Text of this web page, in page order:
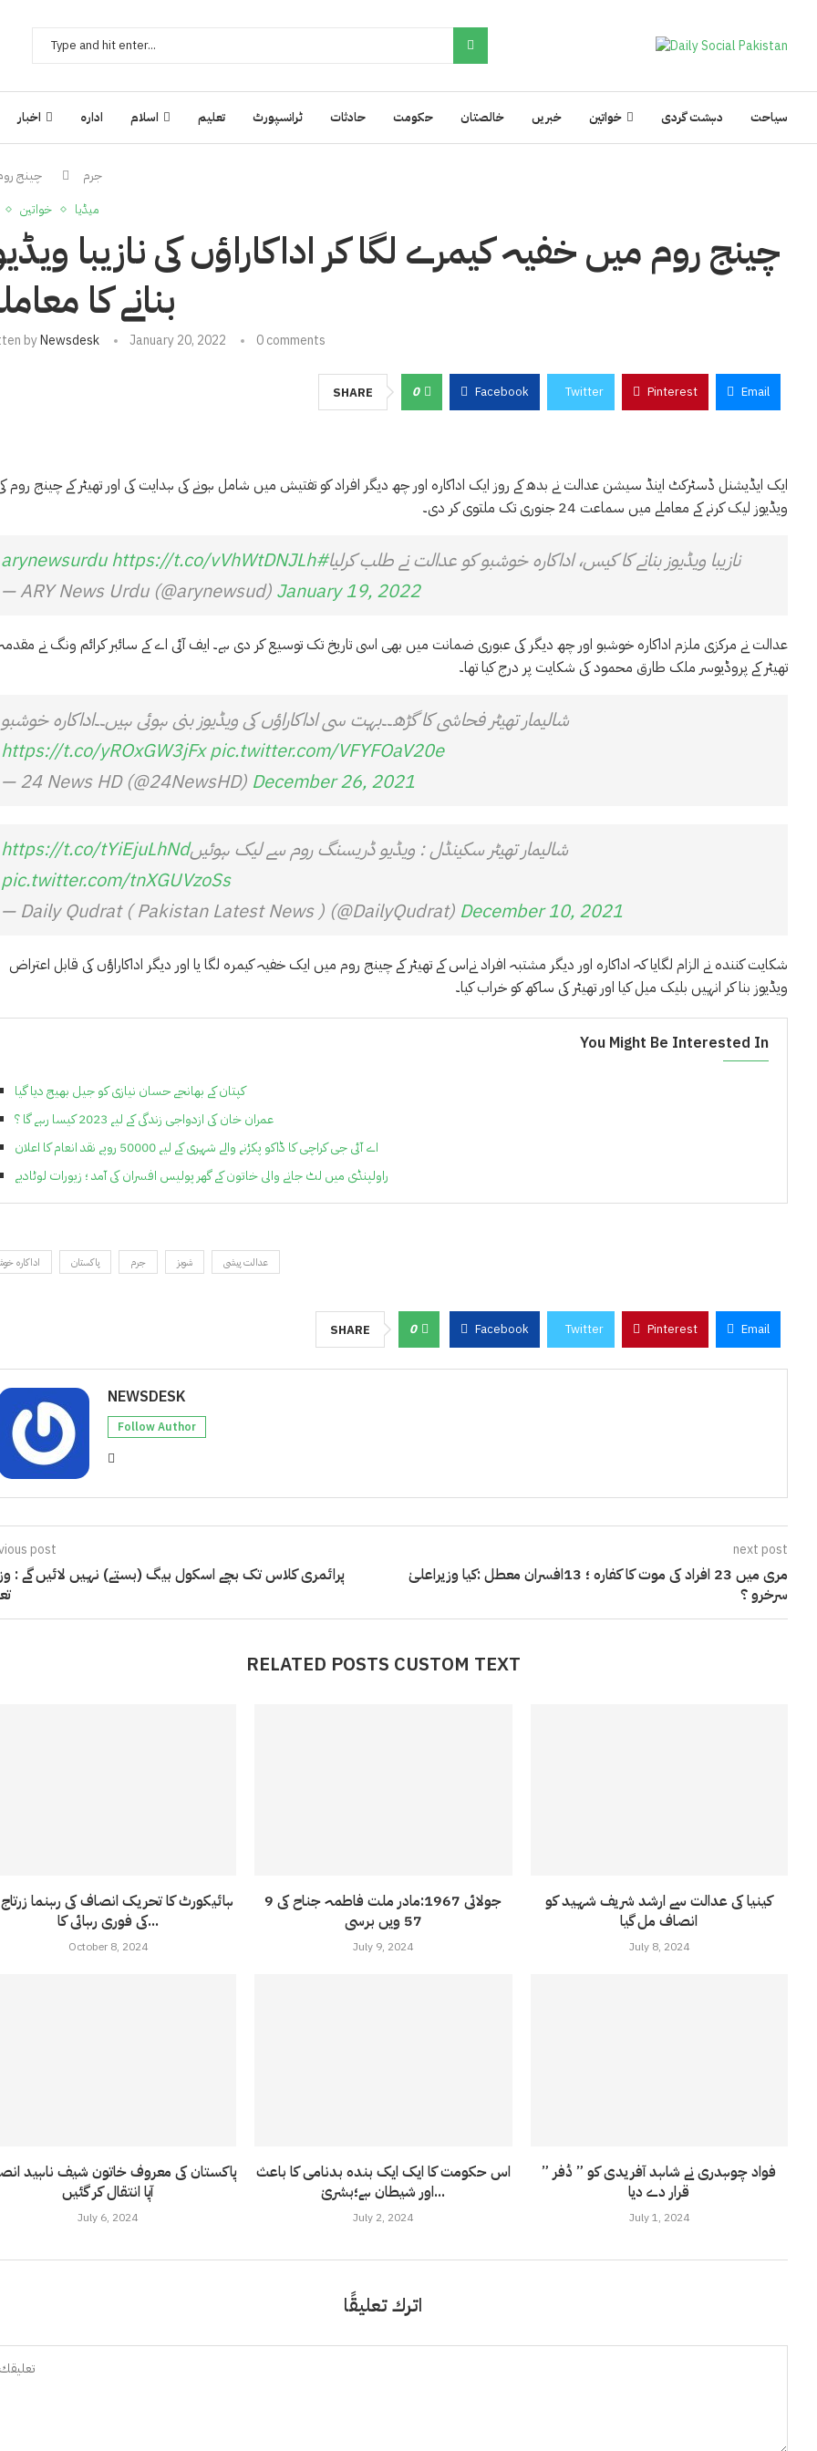
اخبار ادارہ اسلام تعلیم ٹرانسپورٹ حادثات حکومت خالصتان خبریں خواتین دہشت گردی سیاحت
جرم چینج
خواتین میڈیا
چینج روم میں خفیہ کیمرے لگا کر اداکاراؤں کی نازیبا
بنانے کا
byNewsdesk January 20, 2022 0 comments
SHARE 0 Facebook Twitter Pinterest Email
ایک ایڈیشنل ڈسٹرکٹ اینڈ سیشن عدالت نے بدھ کے روز ایک اداکارہ اور چھ دیگر افراد کو تفتیش میں شامل ہونے کی ہدایت کی اور تھیٹر کے چینج روم
ویڈیوز لیک کرنے کے معاملے میں سماعت 24 جنوری تک ملتوی کر دی۔
نازیبا ویڈیوز بنانے کا کیس، اداکارہ خوشبو کو عدالت نے طلب کرلیا#arynewsurdu
https://t.co/vVhWtDNJLh
— ARY News Urdu (@arynewsud) January 19, 2022
عدالت نے مرکزی ملزم اداکارہ خوشبو اور چھ دیگر کی عبوری ضمانت میں بھی اسی تاریخ تک توسیع کر دی ہے۔ ایف آئی اے کے سائبر کرائم ونگ نے
تھیٹر کے پروڈیوسر ملک طارق محمود کی شکایت پر درج کیا تھا۔
شالیمار تھیٹر فحاشی کا گڑھ۔۔بہت سی اداکاراﺅں کی ویڈیوز بنی ہوئی ہیں۔۔اداکارہ خوشبو
https://t.co/yROxGW3jFx pic.twitter.com/VFYFOaV20e
— 24 News HD (@24NewsHD) December 26, 2021
شالیمار تھیٹر سکینڈل : ویڈیو ڈریسنگ روم سے لیک ہوئیںhttps://t.co/tYiEjuLhNd
pic.twitter.com/tnXGUVzoSs
— Daily Qudrat ( Pakistan Latest News ) (@DailyQudrat) December 10, 2021
شکایت کنندہ نے الزام لگایا کہ اداکارہ اور دیگر مشتبہ افراد نےاس کے تھیٹر کے چینج روم میں ایک خفیہ کیمرہ لگا یا اور دیگر اداکاراؤں کی قابل اعتراض
ویڈیوز بنا کر انہیں بلیک میل کیا اور تھیٹر کی ساکھ کو خراب کیا۔
You Might Be Interested In
کپتان کے بھانجے حسان نیازی کو جیل بھیج دیا گیا
عمران خان کی ازدواجی زندگی کے لیے 2023 کیسا رہے گا ؟
اے آئی جی کراچی کا ڈاکو پکڑنے والے شہری کے لیے 50000 روپے نقد انعام کا اعلان
راولپنڈی میں لٹ جانے والی خاتون کے گھر پولیس افسران کی آمد ؛ زیورات لوٹادیے
اداکارہ پاکستان جرم شوبز عدالت پیشی
SHARE 0 Facebook Twitter Pinterest Email
NEWSDESK
Follow Author
post
پرائمری کلاس تک بچے اسکول بیگ (بستے) نہیں لائیں گے :
next post
مری میں 23 افراد کی موت کا کفارہ ؛ 13افسران معطل :کیا وزیراعلیٰ
سرخرو ؟
RELATED POSTS CUSTOM TEXT
ہائیکورٹ کا تحریک انصاف کی رہنما
کی فوری رہائی کا...
October 8, 2024
9 جولائی 1967:مادر ملت فاطمہ جناح کی
57 ویں برسی
July 9, 2024
کینیا کی عدالت سے ارشد شریف شہید کو
انصاف مل گیا
July 8, 2024
پاکستان کی معروف خاتون شیف ناہید
آپا انتقال کر گئیں
July 6, 2024
اس حکومت کا ایک ایک بندہ بدنامی کا باعث
اور شیطان ہے؛بشریٰ...
July 2, 2024
فواد چوہدری نے شاہد آفریدی کو ” ڈفر ”
قرار دے دیا
July 1, 2024
اترك تعليقًا